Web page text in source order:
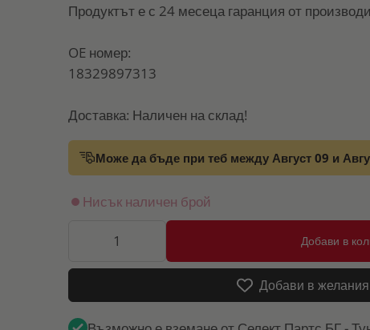
Продуктът е с 24 месеца гаранция от
OE номер:
18329897313
Доставка: Наличен на склад!
Може да бъде при теб между Август 09 и
Нисък наличен брой
Добави в
Добави в желания